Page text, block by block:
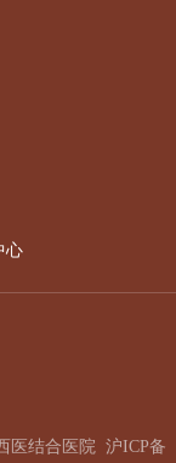
心
医结合医院 沪ICP备